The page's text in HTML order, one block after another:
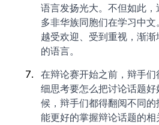
语言发扬光大。不但如此
多非华族同胞们在学习中
越受欢迎、受到重视，渐
的语言。
在辩论赛开始之前，辩手
细思考要怎么把讨论话题
候，辩手们都得翻阅不同
能更好的掌握辩论话题的